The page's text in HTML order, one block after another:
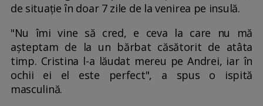
de situație în doar 7 zile de la venirea pe insulă.
"Nu îmi vine să cred, e ceva la care nu mă
așteptam de la un bărbat căsătorit de atâta
timp. Cristina l-a lăudat mereu pe Andrei, iar în
ochii ei el este perfect", a spus o ispită
masculină.